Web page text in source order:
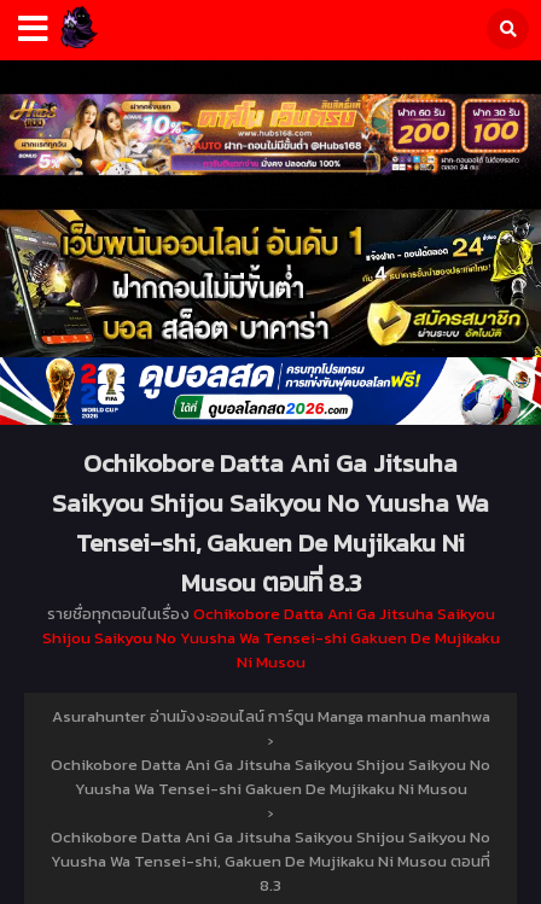
Ochikobore Datta Ani Ga Jitsuha
Saikyou Shijou Saikyou No Yuusha Wa
Tensei-shi, Gakuen De Mujikaku Ni
Musou ตอนที่ 8.3
รายชื่อทุกตอนในเรื่อง Ochikobore Datta Ani Ga Jitsuha Saikyou
Shijou Saikyou No Yuusha Wa Tensei-shi Gakuen De Mujikaku
Ni Musou
Asurahunter อ่านมังงะออนไลน์ การ์ตูน Manga manhua manhwa
›
Ochikobore Datta Ani Ga Jitsuha Saikyou Shijou Saikyou No
Yuusha Wa Tensei-shi Gakuen De Mujikaku Ni Musou
›
Ochikobore Datta Ani Ga Jitsuha Saikyou Shijou Saikyou No
Yuusha Wa Tensei-shi, Gakuen De Mujikaku Ni Musou ตอนที่
8.3